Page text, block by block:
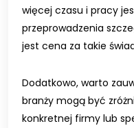
więcej czasu i pracy
przeprowadzenia
jest cena za takie
Dodatkowo, warto
branży mogą być
konkretnej firmy lub